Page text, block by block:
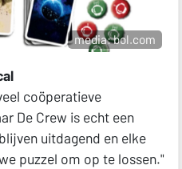
media: bol.com
coöperatieve
De Crew is echt een
uitdagend en elke
puzzel om op te lossen."